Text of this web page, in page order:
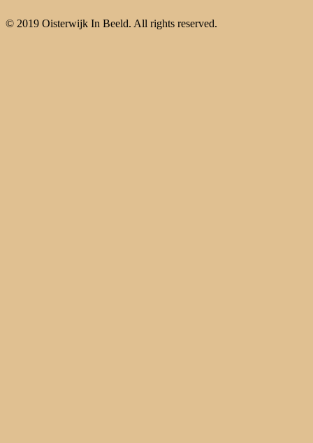
© 2019 Oisterwijk In Beeld. All rights reserved.